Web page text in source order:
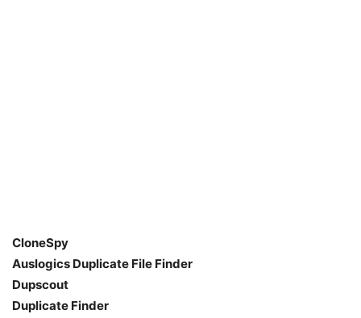
CloneSpy
Auslogics Duplicate File Finder
Dupscout
Duplicate Finder